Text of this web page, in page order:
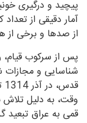
پیچید و درگیری
آمار دقیقی از
از صدها و برخی از
پس از سرکوب قیام،
شناسایی و مجازات
وقت، به دلیل تلاش
قمی به عراق تبعید